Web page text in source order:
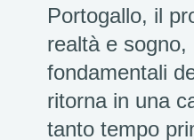
Portogallo, il
realtà e
fondamentali
ritorna in una
tanto tempo